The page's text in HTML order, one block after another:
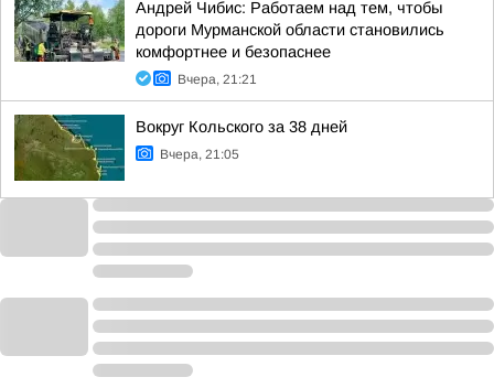
Андрей Чибис: Работаем над тем, чтобы
дороги Мурманской области становились
комфортнее и безопаснее
Вчера, 21:21
Вокруг Кольского за 38 дней
Вчера, 21:05